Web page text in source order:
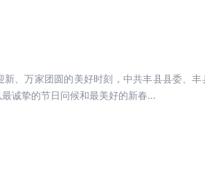
、万家团圆的美好时刻，中共丰县县委、
诚挚的节日问候和最美好的新春...